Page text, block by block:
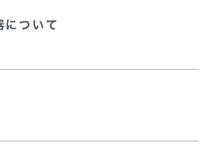
について